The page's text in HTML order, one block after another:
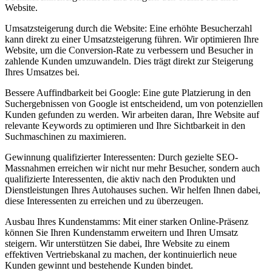
Website.
Umsatzsteigerung durch die Website: Eine erhöhte Besucherzahl
kann direkt zu einer Umsatzsteigerung führen. Wir optimieren Ihre
Website, um die Conversion-Rate zu verbessern und Besucher in
zahlende Kunden umzuwandeln. Dies trägt direkt zur Steigerung
Ihres Umsatzes bei.
Bessere Auffindbarkeit bei Google: Eine gute Platzierung in den
Suchergebnissen von Google ist entscheidend, um von potenziellen
Kunden gefunden zu werden. Wir arbeiten daran, Ihre Website auf
relevante Keywords zu optimieren und Ihre Sichtbarkeit in den
Suchmaschinen zu maximieren.
Gewinnung qualifizierter Interessenten: Durch gezielte SEO-
Massnahmen erreichen wir nicht nur mehr Besucher, sondern auch
qualifizierte Interessenten, die aktiv nach den Produkten und
Dienstleistungen Ihres Autohauses suchen. Wir helfen Ihnen dabei,
diese Interessenten zu erreichen und zu überzeugen.
Ausbau Ihres Kundenstamms: Mit einer starken Online-Präsenz
können Sie Ihren Kundenstamm erweitern und Ihren Umsatz
steigern. Wir unterstützen Sie dabei, Ihre Website zu einem
effektiven Vertriebskanal zu machen, der kontinuierlich neue
Kunden gewinnt und bestehende Kunden bindet.